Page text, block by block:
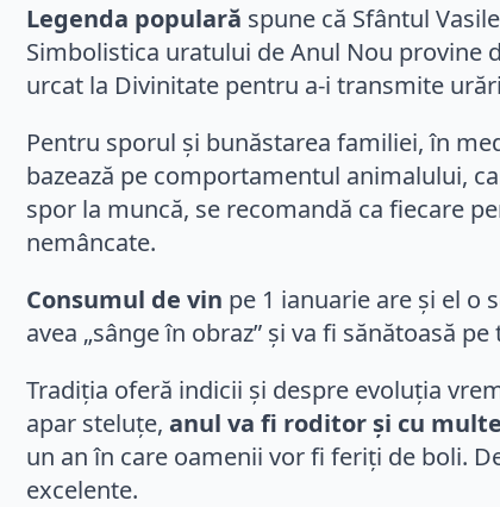
Legenda populară spune că Sfântul
Simbolistica uratului de Anul Nou provine
urcat la Divinitate pentru a-i transmite
Pentru sporul și bunăstarea familiei, în
bazează pe comportamentul animalului,
spor la muncă, se recomandă ca fiecare
nemâncate.
Consumul de vin pe 1 ianuarie are și el o
avea „sânge în obraz” și va fi sănătoasă
Tradiția oferă indicii și despre evoluția
apar steluțe, anul va fi roditor și cu
un an în care oamenii vor fi feriți de boli.
excelente.